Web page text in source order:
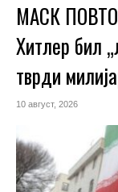
МАСК
Хитлер бил
тврди
10 август, 2026